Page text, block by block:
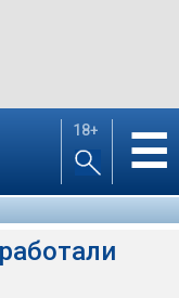
18+ ☰